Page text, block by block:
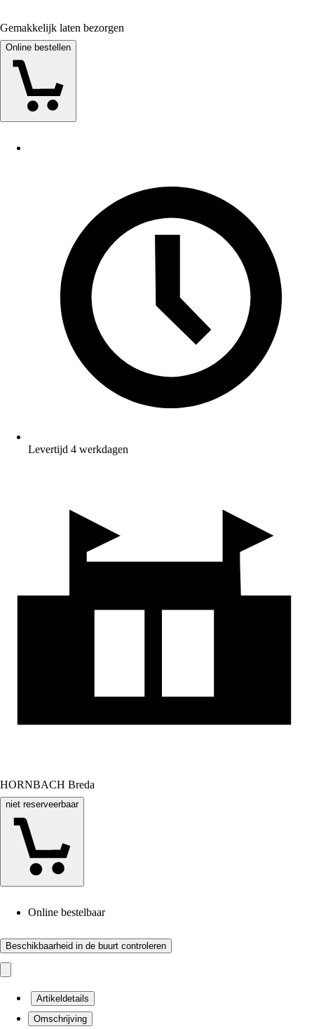
Gemakkelijk laten bezorgen
Online bestellen
Levertijd 4 werkdagen
HORNBACH Breda
niet reserveerbaar
Online bestelbaar
Beschikbaarheid in de buurt controleren
Artikeldetails
Omschrijving